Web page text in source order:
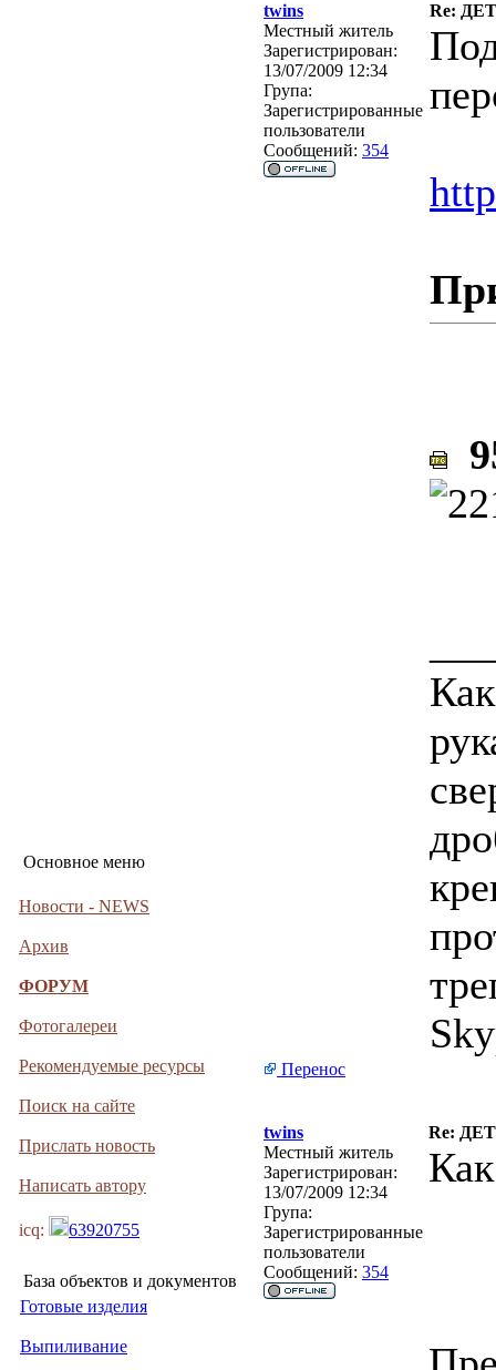
Основное меню
Новости - NEWS
Архив
ФОРУМ
Фотогалереи
Рекомендуемые ресурсы
Поиск на сайте
Прислать новость
Написать автору
icq: 63920755
База объектов и документов
Готовые изделия
Выпиливание
twins
Re:
Местный житель
Зарегистрирован:
13/07/2009 12:34
Група:
Зарегистрированные
пользователи
Сообщений: 354
Перенос
twins
Re:
Местный житель
Зарегистрирован:
13/07/2009 12:34
Група:
Зарегистрированные
пользователи
Сообщений: 354